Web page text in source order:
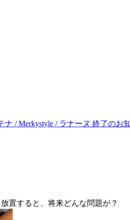
ナ / Merkystyle / ラナーヌ 終了のお
置すると、将来どんな問題が？